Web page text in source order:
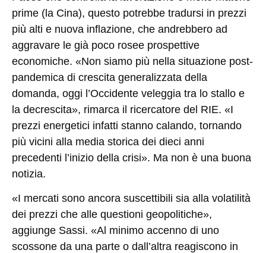
prime (la Cina), questo potrebbe tradursi in prezzi
più alti e nuova inflazione, che andrebbero ad
aggravare le già poco rosee prospettive
economiche. «Non siamo più nella situazione post-
pandemica di crescita generalizzata della
domanda, oggi l’Occidente veleggia tra lo stallo e
la decrescita», rimarca il ricercatore del RIE. «I
prezzi energetici infatti stanno calando, tornando
più vicini alla media storica dei dieci anni
precedenti l’inizio della crisi». Ma non è una buona
notizia.
«I mercati sono ancora suscettibili sia alla volatilità
dei prezzi che alle questioni geopolitiche»,
aggiunge Sassi. «Al minimo accenno di uno
scossone da una parte o dall’altra reagiscono in